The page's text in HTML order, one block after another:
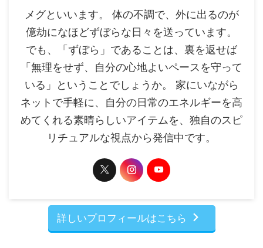
メグといいます。 体の不調で、外に出るのが
億劫になほどずぼらな日々を送っています。
でも、「ずぼら」であることは、裏を返せば
「無理をせず、自分の心地よいペースを守って
いる」ということでしょうか。 家にいながら
ネットで手軽に、自分の日常のエネルギーを高
めてくれる素晴らしいアイテムを、独自のスピ
リチュアルな視点から発信中です。
詳しいプロフィールはこちら